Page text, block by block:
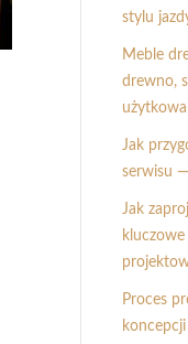
stylu
Meble
drewno,
Jak
serwisu
Jak
Proces